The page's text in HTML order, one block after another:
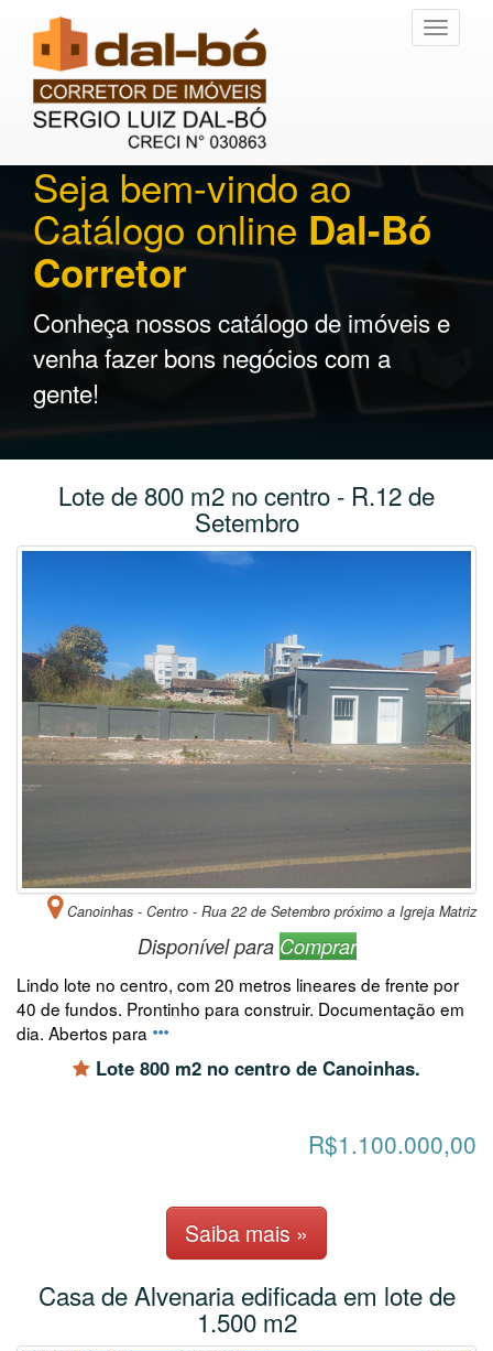
Toggle
Seja bem-vindo ao
Catálogo online Dal-Bó
Corretor
Conheça nossos catálogo de imóveis e
venha fazer bons negócios com a
gente!
Lote de 800 m2 no centro - R.12 de
Setembro
Canoinhas - Centro - Rua 22 de Setembro próximo a Igreja Matriz
Disponível para Comprar
Lindo lote no centro, com 20 metros lineares de frente por
40 de fundos. Prontinho para construir. Documentação em
dia. Abertos para
Lote 800 m2 no centro de Canoinhas.
R$1.100.000,00
Saiba mais »
Casa de Alvenaria edificada em lote de
1.500 m2